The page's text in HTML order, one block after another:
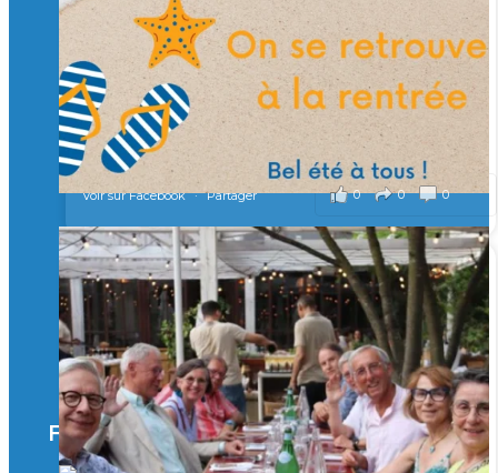
🎯 Taxe d’apprentissage 2026 : avec l'Isep, investissez pour
un numérique au service de l'humain !
À l’Isep, nous formons des ingénieurs, des bachelors, des
Mastères Spécialisés, qui allient excellence technologique et
valeurs humaines, au cœur de notre pro
...Voir plus
il y a 2 mois
0 0 0
Voir sur Facebook · Partager
🚀Afterwork à Genève 🚀
🥳 Le 22 avril dernier, 14 Alumni vivant / travaillant
en Suisse ont partagé un moment convivial de
retrouvailles et d'échanges !
Merci à tous pour votre présence et à Alexandre
CHEA pour l'organisation !
il y a 3 mois
Facebook